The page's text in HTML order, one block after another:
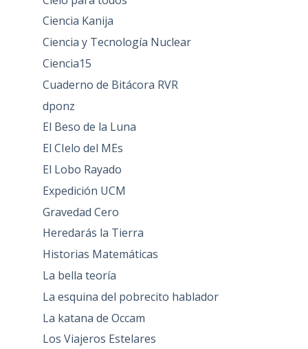
Ciencia Kanija
Ciencia y Tecnología Nuclear
Ciencia15
Cuaderno de Bitácora RVR
dponz
El Beso de la Luna
El CIelo del MEs
El Lobo Rayado
Expedición UCM
Gravedad Cero
Heredarás la Tierra
Historias Matemáticas
La bella teoría
La esquina del pobrecito hablador
La katana de Occam
Los Viajeros Estelares